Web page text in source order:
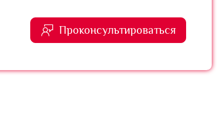
Проконсультироваться